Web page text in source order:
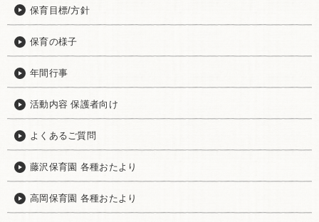
保育目標/方針
保育の様子
年間行事
活動内容 保護者向け
よくあるご質問
藤沢保育園 各種おたより
高岡保育園 各種おたより